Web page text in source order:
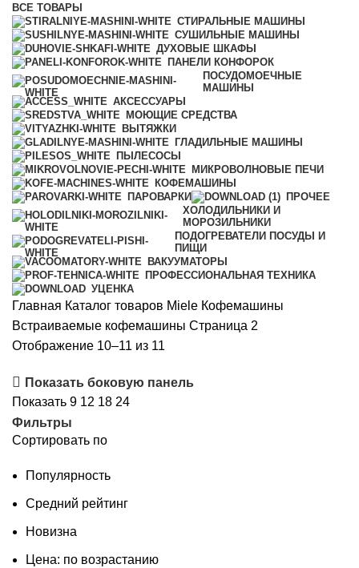
ВСЕ ТОВАРЫ
СТИРАЛЬНЫЕ МАШИНЫ
СУШИЛЬНЫЕ МАШИНЫ
ДУХОВЫЕ ШКАФЫ
ПАНЕЛИ КОНФОРОК
ПОСУДОМОЕЧНЫЕ
МАШИНЫ
АКСЕССУАРЫ
МОЮЩИЕ СРЕДСТВА
ВЫТЯЖКИ
ГЛАДИЛЬНЫЕ МАШИНЫ
ПЫЛЕСОСЫ
МИКРОВОЛНОВЫЕ ПЕЧИ
КОФЕМАШИНЫ
ПАРОВАРКИ
ПРОЧЕЕ
ХОЛОДИЛЬНИКИ И
МОРОЗИЛЬНИКИ
ПОДОГРЕВАТЕЛИ ПОСУДЫ И
ПИЩИ
ВАКУУМАТОРЫ
ПРОФЕССИОНАЛЬНАЯ ТЕХНИКА
УЦЕНКА
Главная Каталог товаров Miele Кофемашины
Встраиваемые кофемашины Страница 2
Отображение 10–11 из 11
возрастанию
Показать боковую панель
Показать 9 12 18 24
Фильтры
Сортировать по
Популярность
Средний рейтинг
Новизна
Цена: по возрастанию